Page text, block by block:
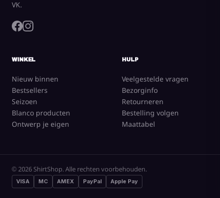
VK.
WINKEL
Nieuw binnen
Bestsellers
Seizoen
Blanco producten
Ontwerp je eigen
HULP
Veelgestelde vragen
Bezorginfo
Retourneren
Bestelling volgen
Maattabel
© 2026 ShirtShop. Alle rechten voorbehouden.
VISA MC AMEX PayPal Apple Pay